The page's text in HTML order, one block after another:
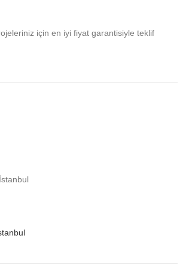
için en iyi fiyat garantisiyle teklif